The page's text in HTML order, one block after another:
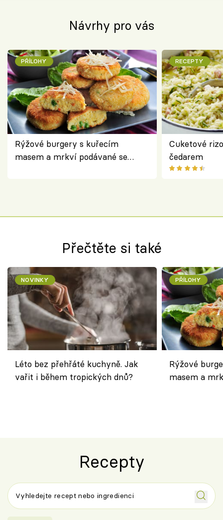
Návrhy pro vás
PŘÍLOHY
Rýžové burgery s kuřecím
masem a mrkví podávané se
RECEPTY
Cuketové
čedarem
Přečtěte si také
NOVINKY
Léto bez přehřáté kuchyně. Jak
vařit i během tropických dnů?
PŘÍLOHY
Rýžové
masem a
Recepty